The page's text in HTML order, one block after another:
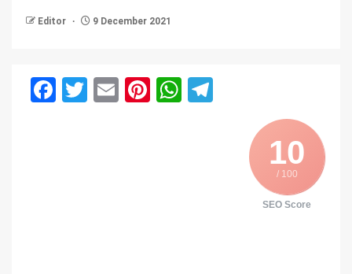
Editor 9 December 2021
Facebook
Twitter
EmailPinterest
WhatsApp
10
/ 100
SEO Score